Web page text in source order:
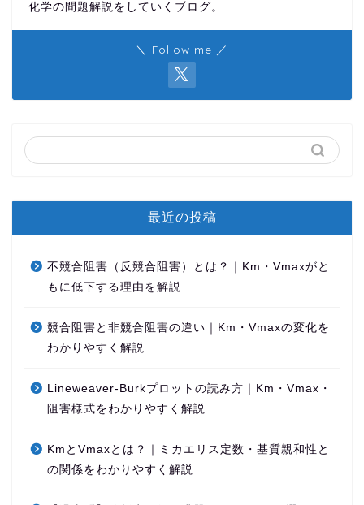
化学の問題解説をしていくブログ。
＼ Follow me ／
最近の投稿
不競合阻害（反競合阻害）とは？｜Km・Vmaxがと
もに低下する理由を解説
競合阻害と非競合阻害の違い｜Km・Vmaxの変化を
わかりやすく解説
Lineweaver-Burkプロットの読み方｜Km・Vmax・
阻害様式をわかりやすく解説
KmとVmaxとは？｜ミカエリス定数・基質親和性と
の関係をわかりやすく解説